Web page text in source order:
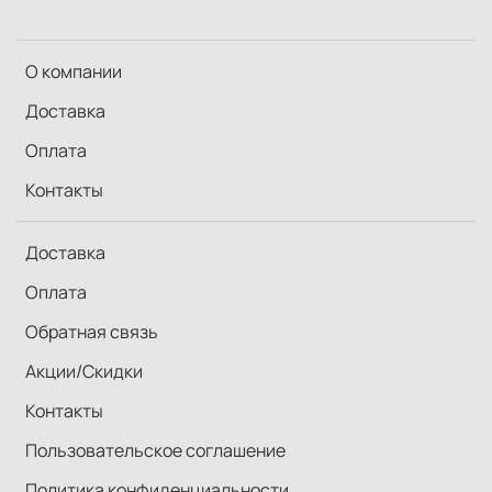
О компании
Доставка
Оплата
Контакты
Доставка
Оплата
Обратная связь
Акции/Скидки
Контакты
Пользовательское соглашение